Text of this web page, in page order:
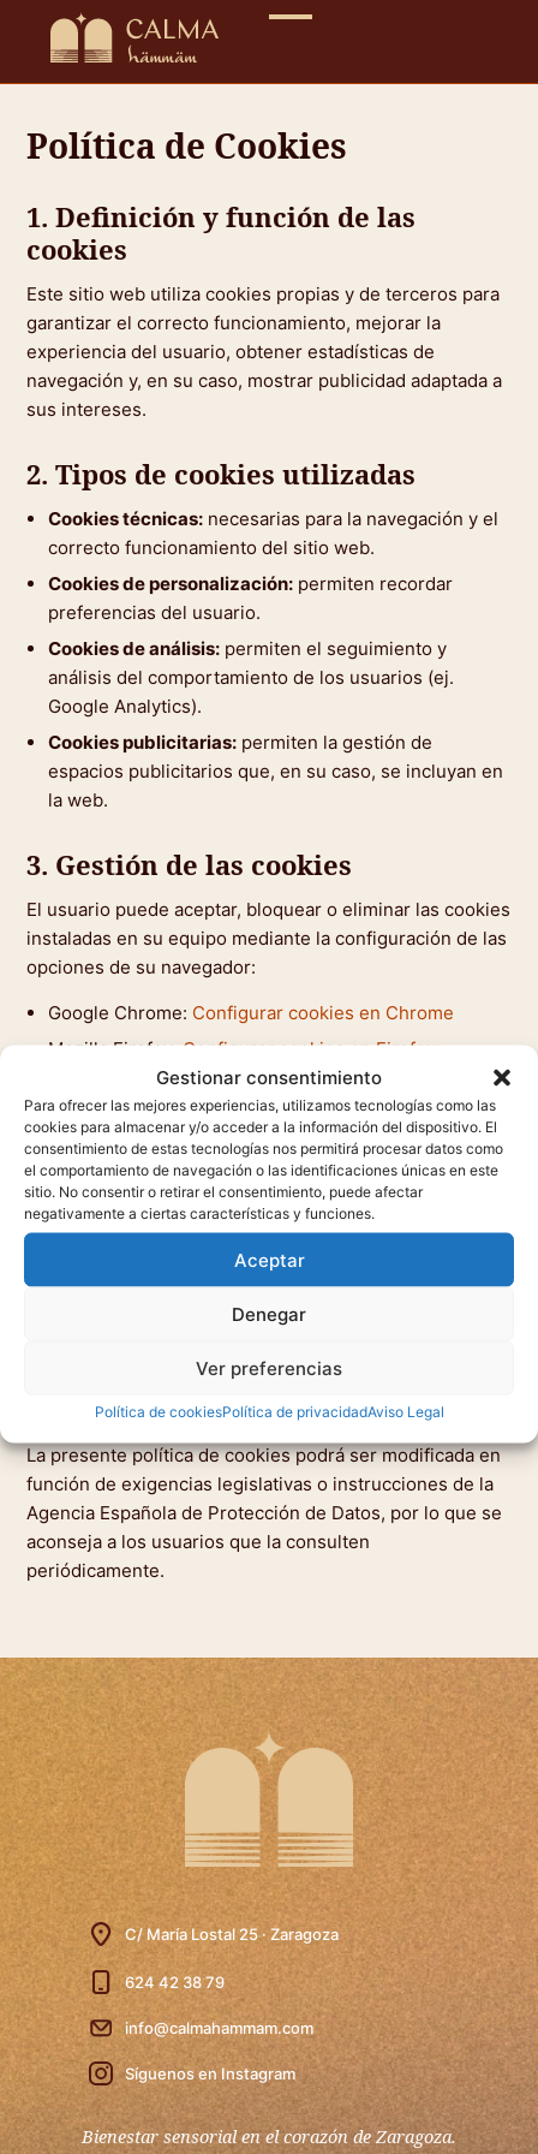
Gestionar consentimiento
Para ofrecer las mejores experiencias, utilizamos tecnologías como las
cookies para almacenar y/o acceder a la información del dispositivo. El
consentimiento de estas tecnologías nos permitirá procesar datos como
el comportamiento de navegación o las identificaciones únicas en este
sitio. No consentir o retirar el consentimiento, puede afectar
negativamente a ciertas características y funciones.
Aceptar
Denegar
Ver preferencias
Política de cookiesPolítica de privacidadAviso Legal
Política de Cookies
1. Definición y función de las
cookies
Este sitio web utiliza cookies propias y de terceros para
garantizar el correcto funcionamiento, mejorar la
experiencia del usuario, obtener estadísticas de
navegación y, en su caso, mostrar publicidad adaptada a
sus intereses.
2. Tipos de cookies utilizadas
Cookies técnicas: necesarias para la navegación y el
correcto funcionamiento del sitio web.
Cookies de personalización: permiten recordar
preferencias del usuario.
Cookies de análisis: permiten el seguimiento y
análisis del comportamiento de los usuarios (ej.
Google Analytics).
Cookies publicitarias: permiten la gestión de
espacios publicitarios que, en su caso, se incluyan en
la web.
3. Gestión de las cookies
El usuario puede aceptar, bloquear o eliminar las cookies
instaladas en su equipo mediante la configuración de las
opciones de su navegador:
Google Chrome: Configurar cookies en Chrome
Mozilla Firefox:Configurar cookies en Firefox
Configurar cookies en Safari
Microsoft Edge:Configurar cookies en Edge
4. Consentimiento
Al acceder por primera vez a este sitio web, se mostrará
un aviso donde se informa de la utilización de cookies. El
usuario podrá aceptar todas las cookies, configurarlas o
rechazar su uso salvo aquellas estrictamente necesarias
5. Actualizaciones
La presente política de cookies podrá ser modificada en
función de exigencias legislativas o instrucciones de la
Agencia Española de Protección de Datos, por lo que se
aconseja a los usuarios que la consulten
periódicamente.
C/ María Lostal 25 · Zaragoza
624 42 38 79
info@calmahammam.com
Síguenos en Instagram
Bienestar sensorial en el corazón de Zaragoza.